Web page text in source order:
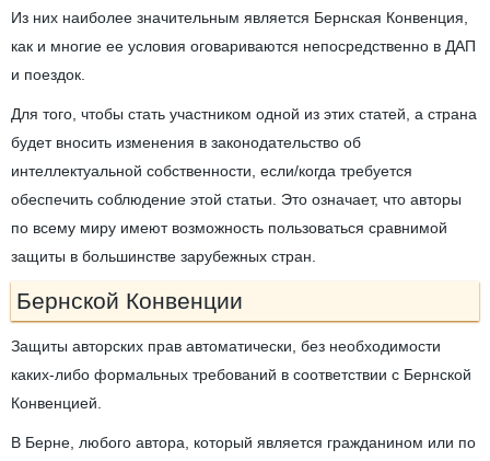
Из них наиболее значительным является Бернская Конвенция,
как и многие ее условия оговариваются непосредственно в ДАП
и поездок.
Для того, чтобы стать участником одной из этих статей, а страна
будет вносить изменения в законодательство об
интеллектуальной собственности, если/когда требуется
обеспечить соблюдение этой статьи. Это означает, что авторы
по всему миру имеют возможность пользоваться сравнимой
защиты в большинстве зарубежных стран.
Бернской Конвенции
Защиты авторских прав автоматически, без необходимости
каких-либо формальных требований в соответствии с Бернской
Конвенцией.
В Берне, любого автора, который является гражданином или по